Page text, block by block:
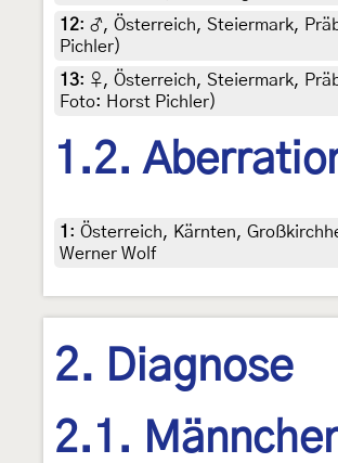
12: ♂, Österreich, Steiermark,
Pichler)
13: ♀, Österreich, Steiermark,
Foto: Horst Pichler)
1.2.
1 : Österreich, Kärnten,
Werner Wolf
2. Diagnose
2.1.